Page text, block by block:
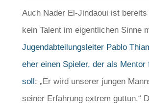
Auch Nader El-Jindaoui ist
kein Talent im eigentlichen Sinne
Jugendabteilungsleiter Pablo
eher einen Spieler, der als Mentor
soll: „Er wird unserer jungen
seiner Erfahrung extrem guttun.“